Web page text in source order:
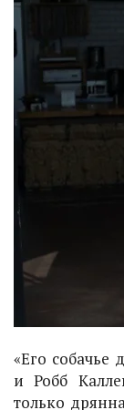
«Его собачье
и Робб
только